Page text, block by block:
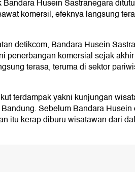
Bandara Husein Sastranegara
komersil, efeknya langsung
detikcom, Bandara Husein
penerbangan komersial sejak
terasa, teruma di sektor
terdampak yakni kunjungan
Sebelum Bandara
itu kerap diburu wisatawan dari